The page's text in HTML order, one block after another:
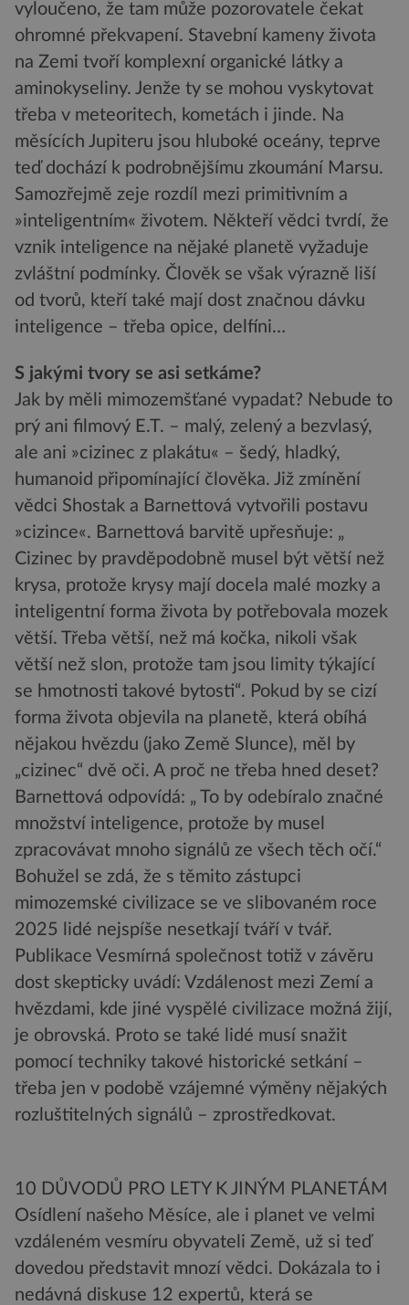
vyloučeno, že tam může pozorovatele čekat
ohromné překvapení. Stavební kameny života
na Zemi tvoří komplexní organické látky a
aminokyseliny. Jenže ty se mohou vyskytovat
třeba v meteoritech, kometách i jinde. Na
měsících Jupiteru jsou hluboké oceány, teprve
teď dochází k podrobnějšímu zkoumání Marsu.
Samozřejmě zeje rozdíl mezi primitivním a
»inteligentním« životem. Někteří vědci tvrdí, že
vznik inteligence na nějaké planetě vyžaduje
zvláštní podmínky. Člověk se však výrazně liší
od tvorů, kteří také mají dost značnou dávku
inteligence – třeba opice, delfíni…
S jakými tvory se asi setkáme?
Jak by měli mimozemšťané vypadat? Nebude to
prý ani filmový E.T. – malý, zelený a bezvlasý,
ale ani »cizinec z plakátu« – šedý, hladký,
humanoid připomínající člověka. Již zmínění
vědci Shostak a Barnettová vytvořili postavu
»cizince«. Barnettová barvitě upřesňuje: „
Cizinec by pravděpodobně musel být větší než
krysa, protože krysy mají docela malé mozky a
inteligentní forma života by potřebovala mozek
větší. Třeba větší, než má kočka, nikoli však
větší než slon, protože tam jsou limity týkající
se hmotnosti takové bytosti“. Pokud by se cizí
forma života objevila na planetě, která obíhá
nějakou hvězdu (jako Země Slunce), měl by
„cizinec“ dvě oči. A proč ne třeba hned deset?
Barnettová odpovídá: „ To by odebíralo značné
množství inteligence, protože by musel
zpracovávat mnoho signálů ze všech těch očí.“
Bohužel se zdá, že s těmito zástupci
mimozemské civilizace se ve slibovaném roce
2025 lidé nejspíše nesetkají tváří v tvář.
Publikace Vesmírná společnost totiž v závěru
dost skepticky uvádí: Vzdálenost mezi Zemí a
hvězdami, kde jiné vyspělé civilizace možná žijí,
je obrovská. Proto se také lidé musí snažit
pomocí techniky takové historické setkání –
třeba jen v podobě vzájemné výměny nějakých
rozluštitelných signálů – zprostředkovat.
10 DŮVODŮ PRO LETY K JINÝM PLANETÁM
Osídlení našeho Měsíce, ale i planet ve velmi
vzdáleném vesmíru obyvateli Země, už si teď
dovedou představit mnozí vědci. Dokázala to i
nedávná diskuse 12 expertů, která se